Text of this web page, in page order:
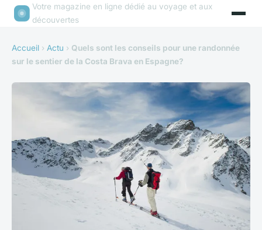
Votre magazine en ligne dédié au voyage et aux
découvertes
Accueil › Actu › Quels sont les conseils pour une randonnée
sur le sentier de la Costa Brava en Espagne?